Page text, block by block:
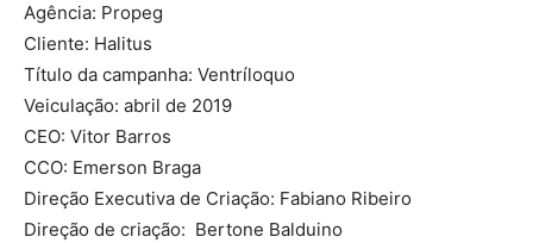
Agência: Propeg
Cliente: Halitus
Título da campanha: Ventríloquo
Veiculação: abril de 2019
CEO: Vitor Barros
CCO: Emerson Braga
Direção Executiva de Criação: Fabiano Ribeiro
Direção de criação: Bertone Balduino